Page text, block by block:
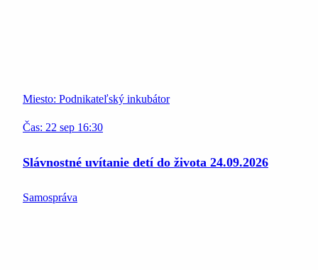
Miesto: Podnikateľský inkubátor
Čas: 22 sep 16:30
Slávnostné uvítanie detí do života 24.09.2026
Samospráva